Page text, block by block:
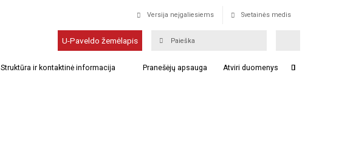
Versija neįgaliesiems Svetainės medis
U-Paveldo žemėlapis
Struktūra ir kontaktinė informacija Pranešėjų apsauga Atviri duomenys